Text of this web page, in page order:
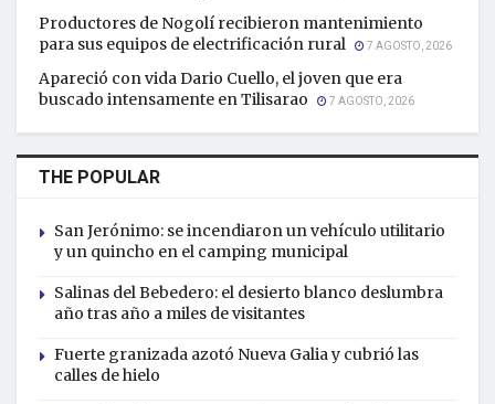
Productores de Nogolí recibieron mantenimiento
para sus equipos de electrificación rural
7 AGOSTO, 2026
Apareció con vida Dario Cuello, el joven que era
buscado intensamente en Tilisarao
7 AGOSTO, 2026
THE POPULAR
San Jerónimo: se incendiaron un vehículo utilitario
y un quincho en el camping municipal
Salinas del Bebedero: el desierto blanco deslumbra
año tras año a miles de visitantes
Fuerte granizada azotó Nueva Galia y cubrió las
calles de hielo